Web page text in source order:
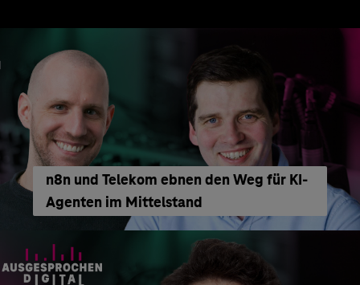
n8n und Telekom ebnen den Weg für KI-
Agenten im Mittelstand